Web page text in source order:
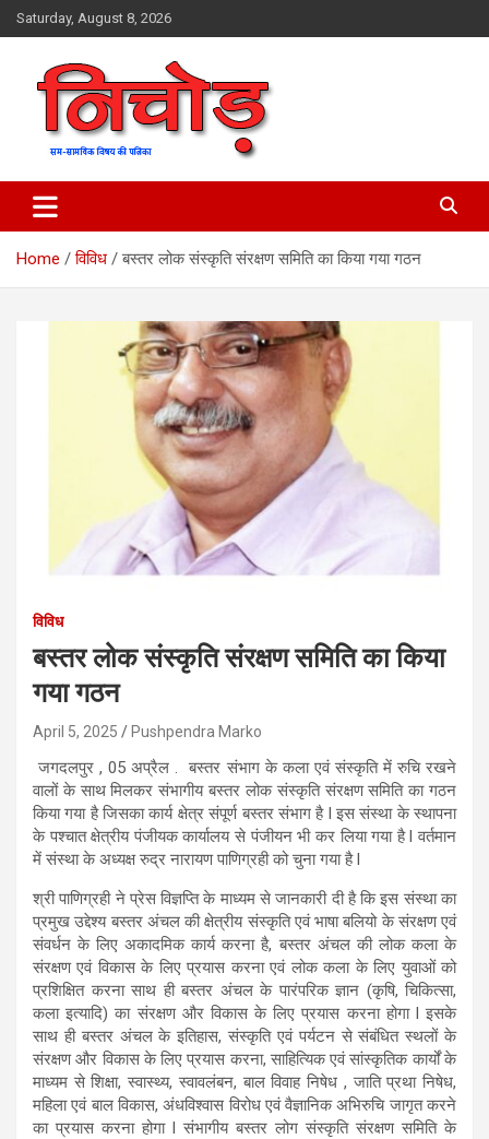
Skip
to
Saturday, August 8, 2026
Nichod
Home विविध बस्तर लोक संस्कृति संरक्षण समिति का किया गया गठन
विविध
बस्तर लोक संस्कृति संरक्षण समिति का किया
गया गठन
April 5, 2025 Pushpendra Marko
जगदलपुर , 05 अप्रैल .बस्तर संभाग के कला एवं संस्कृति में रुचि रखने
वालों के साथ मिलकर संभागीय बस्तर लोक संस्कृति संरक्षण समिति का गठन
किया गया है जिसका कार्य क्षेत्र संपूर्ण बस्तर संभाग है l इस संस्था के स्थापना
के पश्चात क्षेत्रीय पंजीयक कार्यालय से पंजीयन भी कर लिया गया है l वर्तमान
में संस्था के अध्यक्ष रुद्र नारायण पाणिग्रही को चुना गया है l
श्री पाणिग्रही ने प्रेस विज्ञप्ति के माध्यम से जानकारी दी है कि इस संस्था का
प्रमुख उद्देश्य बस्तर अंचल की क्षेत्रीय संस्कृति एवं भाषा बलियो के संरक्षण एवं
संवर्धन के लिए अकादमिक कार्य करना है, बस्तर अंचल की लोक कला के
संरक्षण एवं विकास के लिए प्रयास करना एवं लोक कला के लिए युवाओं को
प्रशिक्षित करना साथ ही बस्तर अंचल के पारंपरिक ज्ञान (कृषि, चिकित्सा,
कला इत्यादि) का संरक्षण और विकास के लिए प्रयास करना होगा l इसके
साथ ही बस्तर अंचल के इतिहास, संस्कृति एवं पर्यटन से संबंधित स्थलों के
संरक्षण और विकास के लिए प्रयास करना, साहित्यिक एवं सांस्कृतिक कार्यों के
माध्यम से शिक्षा, स्वास्थ्य, स्वावलंबन, बाल विवाह निषेध , जाति प्रथा निषेध,
महिला एवं बाल विकास, अंधविश्वास विरोध एवं वैज्ञानिक अभिरुचि जागृत करने
का प्रयास करना होगा lसंभागीय बस्तर लोग संस्कृति संरक्षण समिति के